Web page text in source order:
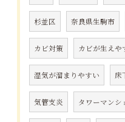
杉並区 奈良県生駒市
カビ対策 カビが生えや
湿気が溜まりやすい 床
気管支炎 タワーマンシ